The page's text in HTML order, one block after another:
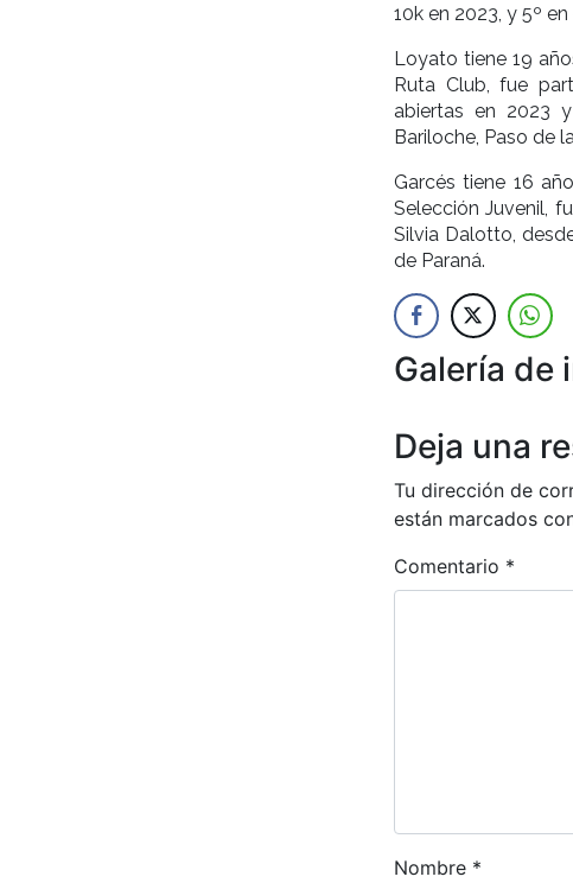
10k en 2023, y 5º
Loyato tiene 19
Ruta Club, fue
abiertas en 2023
Bariloche, Paso de
Garcés tiene 16
Selección Juvenil,
Silvia Dalotto,
de Paraná.
Galería de
Deja una
Tu dirección de
están marcados
Comentario *
Nombre *